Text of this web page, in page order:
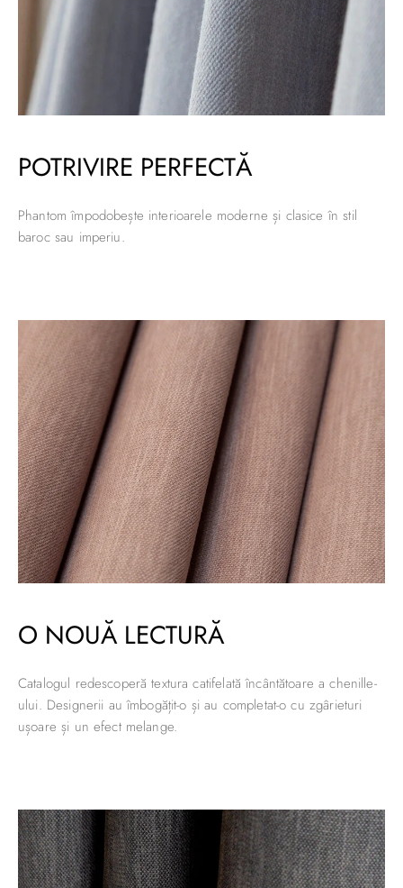
POTRIVIRE PERFECTĂ
Phantom împodobește interioarele moderne și clasice în stil
baroc sau imperiu.
O NOUĂ LECTURĂ
Catalogul redescoperă textura catifelată încântătoare a chenille-
ului. Designerii au îmbogățit-o și au completat-o cu zgârieturi
ușoare și un efect melange.